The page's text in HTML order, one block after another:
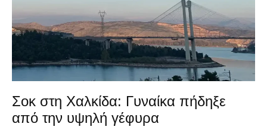
Σοκ στη Χαλκίδα: Γυναίκα πήδηξε
από την υψηλή γέφυρα